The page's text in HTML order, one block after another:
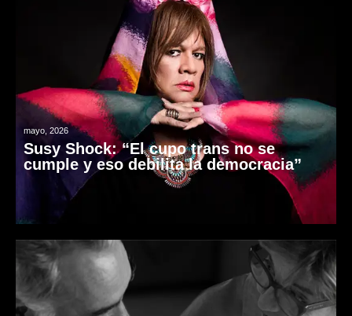
mayo, 2026
Susy Shock: “El cupo trans no se
cumple y eso debilita la democracia”